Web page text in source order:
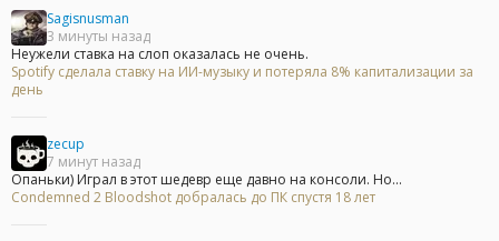
Sagisnusman
3 минуты назад
Неужели ставка на слоп оказалась не очень.
Spotify сделала ставку на ИИ-музыку и потеряла 8% капитализации за
день
zecup
7 минут назад
Опаньки) Играл в этот шедевр еще давно на консоли. Но...
Condemned 2 Bloodshot добралась до ПК спустя 18 лет